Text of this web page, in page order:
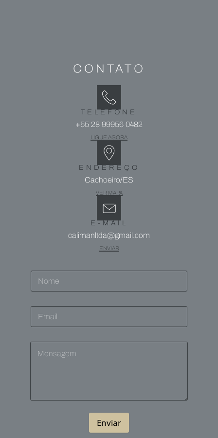
CONTATO
TELEFONE
+55 28 99956 0482
LIGUE AGORA
ENDEREÇO
Cachoeiro/ES
VER MAPA
E-MAIL
calimanltda@gmail.com
ENVIAR
Enviar